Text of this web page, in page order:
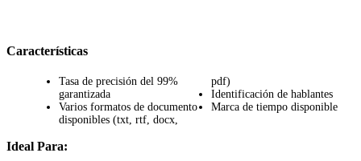
Características
Tasa de precisión del 99%
garantizada
Varios formatos de documento
disponibles (txt, rtf, docx,
pdf)
Identificación de hablantes
Marca de tiempo disponible
Ideal Para: